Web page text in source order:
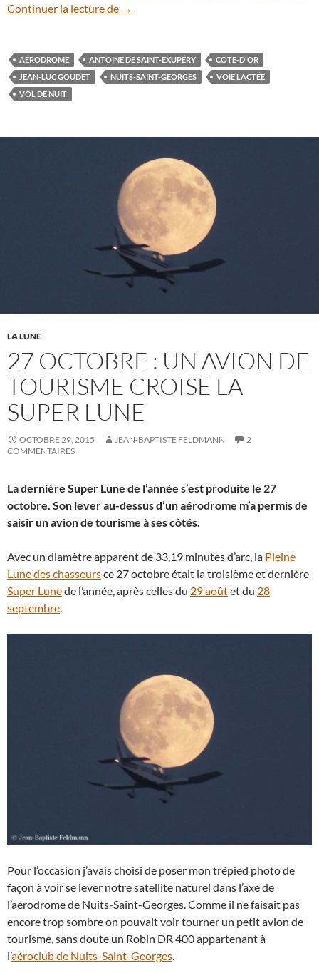
Continuer la lecture de Vol de nuit, un avion sous les étoiles
→
AÉRODROME ANTOINE DE SAINT-EXUPÉRY
CÔTE-D'OR
JEAN-LUC GOUDET
NUITS-SAINT-GEORGES
VOIE LACTÉE
VOL DE NUIT
LA LUNE
27 OCTOBRE : UN AVION DE
TOURISME CROISE LA
SUPER LUNE
OCTOBRE 29, 2015 JEAN-BAPTISTE FELDMANN
2
COMMENTAIRES
La dernière Super Lune de l’année s’est produite le 27
octobre. Son lever au-dessus d’un aérodrome m’a permis de
saisir un avion de tourisme à ses côtés.
Avec un diamètre apparent de 33,19 minutes d’arc, la Pleine
Lune des chasseursce 27 octobre était la troisième et dernière
Super Lunede l’année, après celles du 29 aoûtet du 28
septembre.
Pour l’occasion j’avais choisi de poser mon trépied photo de
façon à voir se lever notre satellite naturel dans l’axe de
l’aérodrome de Nuits-Saint-Georges. Comme il ne faisait pas
encore trop sombre on pouvait voir tourner un petit avion de
tourisme, sans doute un Robin DR 400 appartenant à
l’aéroclub de Nuits-Saint-Georges.